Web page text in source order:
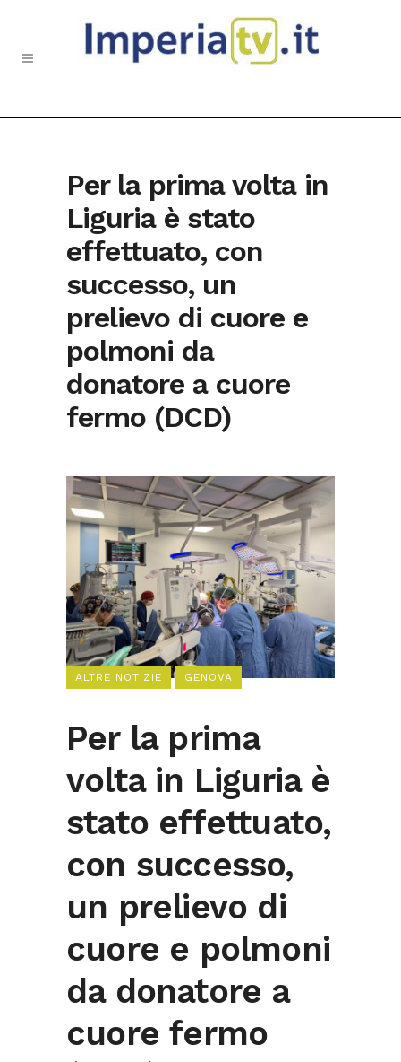
Per la prima volta in
Liguria è stato
effettuato, con
successo, un
prelievo di cuore e
polmoni da
donatore a cuore
fermo (DCD)
ALTRE NOTIZIE GENOVA
Per la prima
volta in Liguria è
stato effettuato,
con successo,
un prelievo di
cuore e polmoni
da donatore a
cuore fermo